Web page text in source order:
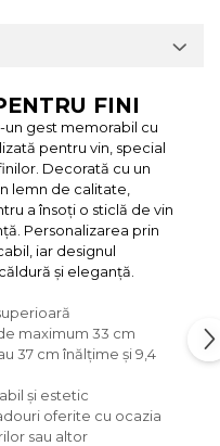
FINI
un gest memorabil cu
pentru vin, special
Decorată cu un
lemn de calitate,
a însoți o sticlă de vin
Personalizarea prin
iar designul
și eleganță.
maximum 33 cm
37 cm înălțime și 9,4
și estetic
oferite cu ocazia
sau altor